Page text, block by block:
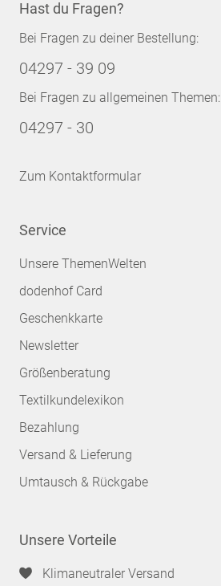
Hast du Fragen?
Bei Fragen zu deiner Bestellung:
04297 - 39 09
Bei Fragen zu allgemeinen Themen:
04297 - 30
Zum Kontaktformular
Service
Unsere ThemenWelten
dodenhof Card
Geschenkkarte
Newsletter
Größenberatung
Textilkundelexikon
Bezahlung
Versand & Lieferung
Umtausch & Rückgabe
Unsere Vorteile
Klimaneutraler Versand